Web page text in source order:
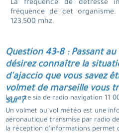
La fréquence de détresse
fréquence de cet
123,500 mhz.
Question 43-8 : Passant
désirez connaître la
d'ajaccio que vous savez
volmet de marseille vous
sur ?
La carte sia de radio navigation 11
Un volmet ou vol météo est une
aéronautique transmise par radio
la réception d'informations permet